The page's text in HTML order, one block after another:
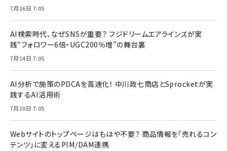
7月16日 7:05
AI検索時代、なぜSNSが重要？ フジドリームエアラインズが実
践“フォロワー6倍・UGC200％増”の舞台裏
7月14日 7:05
AI分析で施策のPDCAを高速化！ 中川政七商店とSprocketが実
践するAI活用術
7月10日 7:05
Webサイトのトップページはもはや不要？ 商品情報を「売れるコン
テンツ」に変えるPIM/DAM連携